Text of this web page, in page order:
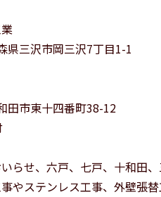
県三沢市岡三沢7丁目1-1
田市東十四番町38-12
らせ、六戸、七戸、十和田
やステンレス工事、外壁張